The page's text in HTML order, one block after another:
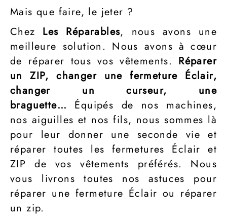
Mais que faire, le jeter ?
Chez Les Réparables, nous avons une
meilleure solution. Nous avons à cœur
de réparer tous vos vêtements. Réparer
un ZIP, changer une fermeture Éclair,
changer un curseur, une
braguette… Équipés de nos machines,
nos aiguilles et nos fils, nous sommes là
pour leur donner une seconde vie et
réparer toutes les fermetures Éclair et
ZIP de vos vêtements préférés. Nous
vous livrons toutes nos astuces pour
réparer une fermeture Éclair ou réparer
un zip.